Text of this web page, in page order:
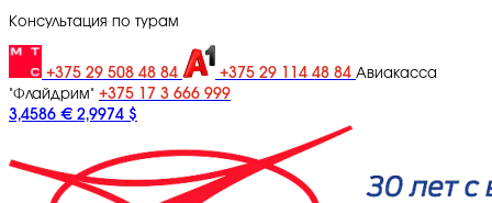
Консультация по турам
+375 29 508 48 84 +375 29 114 48 84 Авиакасса
"Флайдрим" +375 17 3 666 999
3,4586 € 2,9974 $